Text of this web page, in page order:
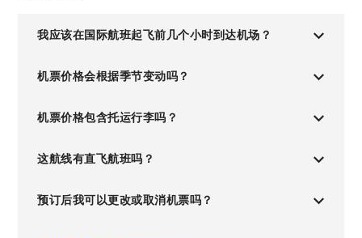
我应该在国际航班起飞前几个小时到达机场？
机票价格会根据季节变动吗？
机票价格包含托运行李吗？
这航线有直飞航班吗？
预订后我可以更改或取消机票吗？